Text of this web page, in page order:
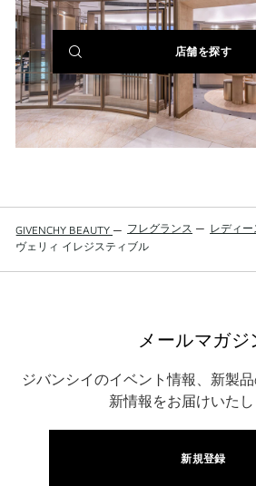
店舗を探す(NEW
GIVENCHY BEAUTY — フレグランス — レディー
ヴェリィ イレジスティブル
メールマガジ
ジバンシイのイベント情報、新製
新情報をお届けいたし
新規登録